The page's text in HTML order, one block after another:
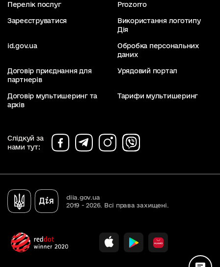
Перелік послуг Prozorro
Зареєструватися
Використання логотипу
Дія
id.gov.ua
Обробка персональних
даних
Договір приєднання для
партнерів
Урядовий портал
Договір мультишеринг та
архів
Тарифи мультишеринг
Слідкуй за
нами тут:
diia.gov.ua
2019 - 2026. Всі права захищені.